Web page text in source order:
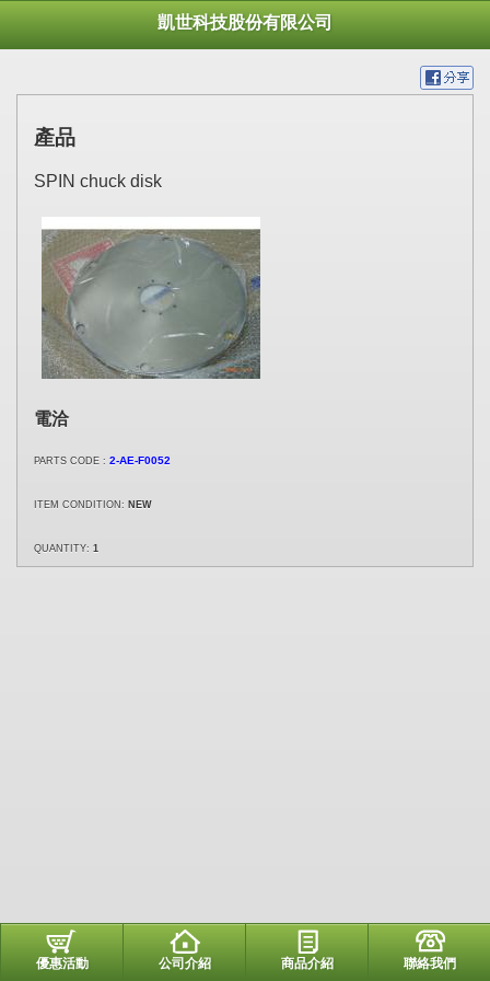
凱世科技股份有限公司
產品
SPIN chuck disk
電洽
PARTS CODE : 2-AE-F0052
ITEM CONDITION: NEW
QUANTITY: 1
優惠活動 公司介紹 商品介紹 聯絡我們